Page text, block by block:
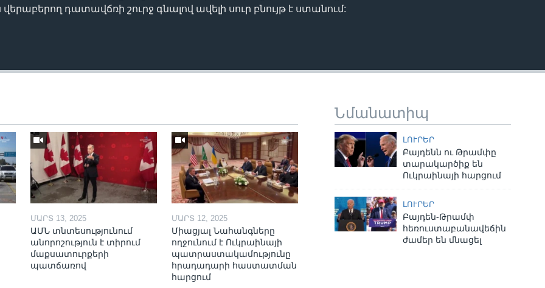
դատավճռի շուրջ գնալով ավելի սուր բնույթ է ստանում:
Նմանատիպ
ԼՈՒՐԵՐ
Բայդենն ու Թրամփը
տարակարծիք են
Ուկրաինայի հարցում
ԼՈՒՐԵՐ
Բայդեն-Թրամփ
հեռուստաբանավեճին
ժամեր են մնացել
ՄԱՐՏ 13, 2025
ԱՄՆ տնտեսությունում
անորոշություն է տիրում
մաքսատուրքերի
պատճառով
ՄԱՐՏ 12, 2025
Միացյալ Նահանգները
ողջունում է Ուկրաինայի
պատրաստակամությունը
հրադադարի հաստատման
հարցում